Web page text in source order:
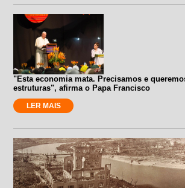
"Esta economia mata. Precisamos e
estruturas", afirma o Papa Francisco
LER MAIS